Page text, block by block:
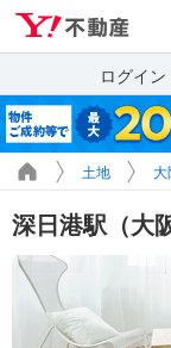
ログイン
土地 大
深日港駅（大